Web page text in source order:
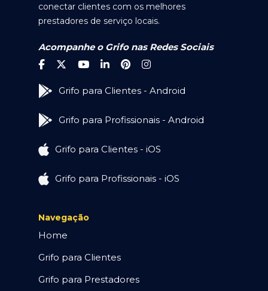
conectar clientes com os melhores
prestadores de serviço locais.
Acompanhe o Grifo nas Redes Sociais
Grifo para Clientes - Android
Grifo para Profissionais - Android
Grifo para Clientes - iOS
Grifo para Profissionais - iOS
Navegação
Home
Grifo para Clientes
Grifo para Prestadores